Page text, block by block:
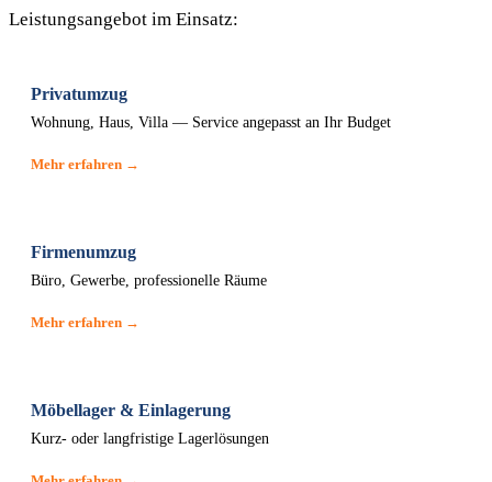
Leistungsangebot im Einsatz:
Privatumzug
Wohnung, Haus, Villa — Service angepasst an Ihr Budget
Mehr erfahren →
Firmenumzug
Büro, Gewerbe, professionelle Räume
Mehr erfahren →
Möbellager & Einlagerung
Kurz- oder langfristige Lagerlösungen